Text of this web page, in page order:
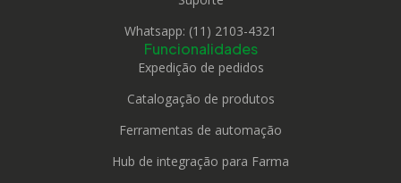
Whatsapp: (11) 2103-4321
Funcionalidades
Expedição de pedidos
Catalogação de produtos
Ferramentas de automação
Hub de integração para Farma